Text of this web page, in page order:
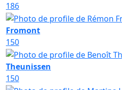
186
Fromont
150
Theunissen
150